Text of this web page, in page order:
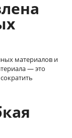
материалов и
— это